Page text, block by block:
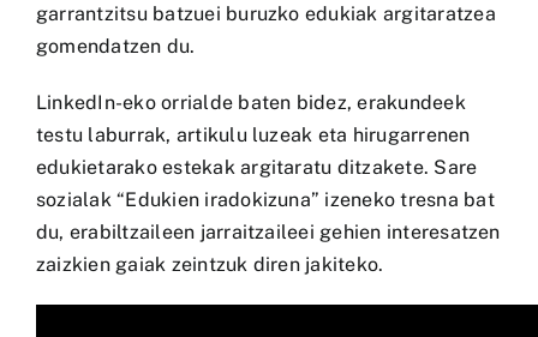
garrantzitsu batzuei buruzko edukiak argitaratzea
gomendatzen du.
LinkedIn-eko orrialde baten bidez, erakundeek
testu laburrak, artikulu luzeak eta hirugarrenen
edukietarako estekak argitaratu ditzakete. Sare
sozialak “Edukien iradokizuna” izeneko tresna bat
du, erabiltzaileen jarraitzaileei gehien interesatzen
zaizkien gaiak zeintzuk diren jakiteko.